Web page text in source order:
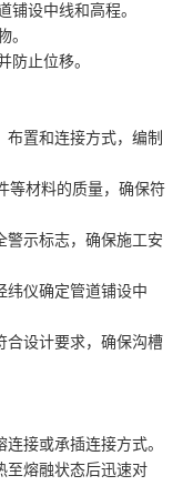
铺设中线和高程。
。
防止位移。
置和连接方式，编制
等材料的质量，确保符
警示标志，确保施工安
纬仪确定管道铺设中
合设计要求，确保沟槽
接或承插连接方式。
至熔融状态后迅速对